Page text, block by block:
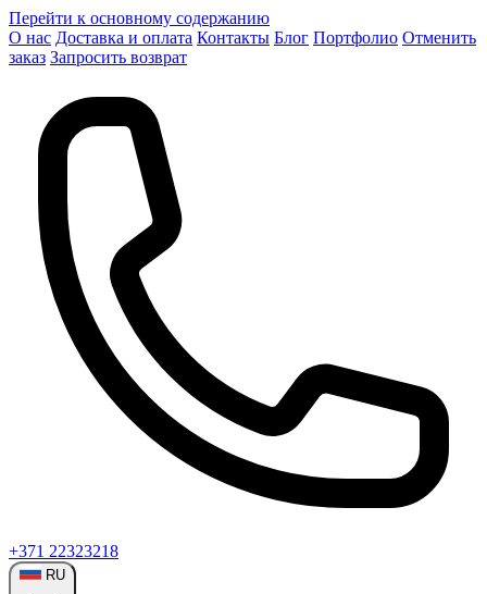
Перейти к основному содержанию
О нас Доставка и оплата Контакты Блог Портфолио Отменить
заказ Запросить возврат
+371 22323218
RU